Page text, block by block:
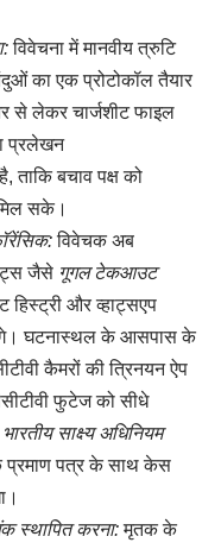
विवेचना में मानवीय त्रुटि
का एक प्रोटोकॉल तैयार
से लेकर चार्जशीट फाइल
प्रलेखन
ताकि बचाव पक्ष को
सके।
विवेचक अब
जैसे गूगल टेकआउट
हिस्ट्री और व्हाट्सएप
घटनास्थल के आसपास के
कैमरों की त्रिनयन ऐप
फुटेज को सीधे
भारतीय साक्ष्य अधिनियम
पत्र के साथ केस
स्थापित करना:मृतक के